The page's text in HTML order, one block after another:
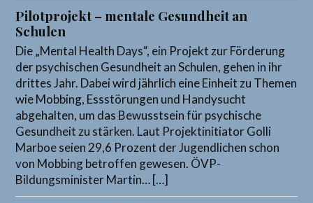
Pilotprojekt – mentale Gesundheit an
Schulen
Die „Mental Health Days“, ein Projekt zur Förderung
der psychischen Gesundheit an Schulen, gehen in ihr
drittes Jahr. Dabei wird jährlich eine Einheit zu Themen
wie Mobbing, Essstörungen und Handysucht
abgehalten, um das Bewusstsein für psychische
Gesundheit zu stärken. Laut Projektinitiator Golli
Marboe seien 29,6 Prozent der Jugendlichen schon
von Mobbing betroffen gewesen. ÖVP-
Bildungsminister Martin… […]